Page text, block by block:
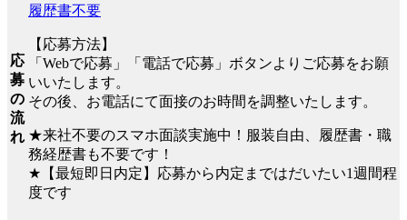
応
募
の
流
れ
履歴書不要
【応募方法】
「Webで応募」「電話で応募」ボタンよりご応募をお願
いいたします。
その後、お電話にて面接のお時間を調整いたします。
★来社不要のスマホ面談実施中！服装自由、履歴書・職
務経歴書も不要です！
★【最短即日内定】応募から内定まではだいたい1週間程
度です